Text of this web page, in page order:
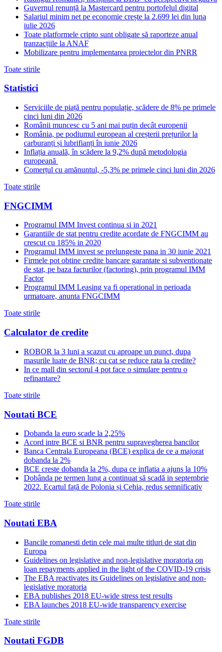
Guvernul renunță la Mastercard pentru portofelul digital
Salariul minim net pe economie crește la 2.699 lei din luna
iulie 2026
Toate platformele cripto sunt obligate să raporteze anual
tranzacțiile la ANAF
Mobilizare pentru implementarea proiectelor din PNRR
Toate stirile
Statistici
Serviciile de piață pentru populație, scădere de 8% pe primele
cinci luni din 2026
Românii muncesc cu 5 ani mai puțin decât europenii
România, pe podiumul european al creșterii prețurilor la
carburanți și lubrifianți în iunie 2026
Inflația anuală, în scădere la 9,2% după metodologia
europeană
Comerțul cu amănuntul, -5,3% pe primele cinci luni din 2026
Toate stirile
FNGCIMM
Programul IMM Invest continua si in 2021
Garantiile de stat pentru credite acordate de FNGCIMM au
crescut cu 185% in 2020
Programul IMM invest se prelungeste pana in 30 iunie 2021
Firmele pot obtine credite bancare garantate si subventionate
de stat, pe baza facturilor (factoring), prin programul IMM
Factor
Programul IMM Leasing va fi operational in perioada
urmatoare, anunta FNGCIMM
Toate stirile
Calculator de credite
ROBOR la 3 luni a scazut cu aproape un punct, dupa
masurile luate de BNR; cu cat se reduce rata la credite?
In ce mall din sectorul 4 pot face o simulare pentru o
refinantare?
Toate stirile
Noutati BCE
Dobanda la euro scade la 2,25%
Acord intre BCE si BNR pentru supravegherea bancilor
Banca Centrala Europeana (BCE) explica de ce a majorat
dobanda la 2%
BCE creste dobanda la 2%, dupa ce inflatia a ajuns la 10%
Dobânda pe termen lung a continuat să scadă in septembrie
2022. Ecartul față de Polonia și Cehia, redus semnificativ
Toate stirile
Noutati EBA
Bancile romanesti detin cele mai multe titluri de stat din
Europa
Guidelines on legislative and non-legislative moratoria on
loan repayments applied in the light of the COVID-19 crisis
The EBA reactivates its Guidelines on legislative and non-
legislative moratoria
EBA publishes 2018 EU-wide stress test results
EBA launches 2018 EU-wide transparency exercise
Toate stirile
Noutati FGDB